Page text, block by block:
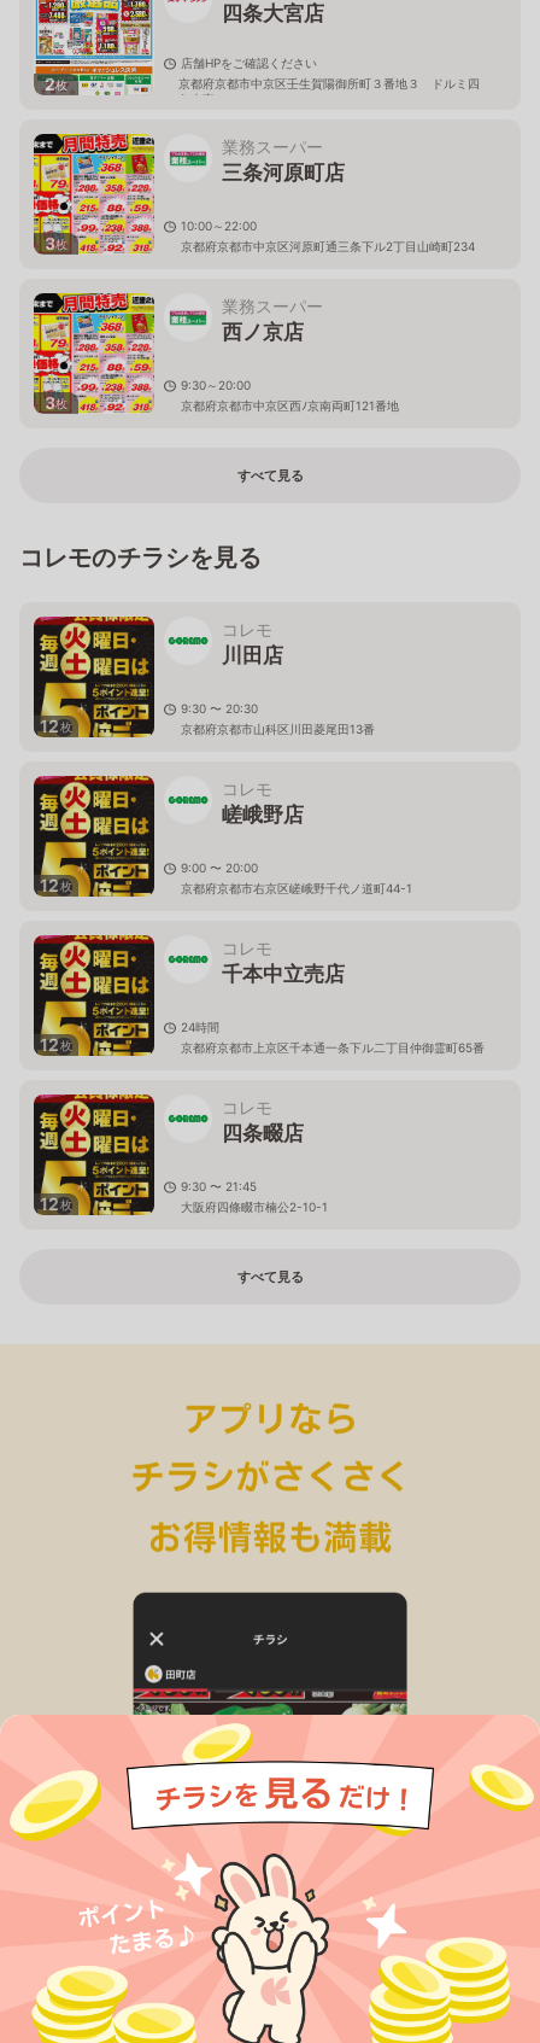
2枚
四条大宮店
店舗HPをご確認ください
京都府京都市中京区壬生賀陽御所町３番地３ ドルミ四
条大宮 １Ｆ
3枚
業務スーパー
三条河原町店
10:00～22:00
京都府京都市中京区河原町通三条下ル2丁目山崎町234
3枚
業務スーパー
西ノ京店
9:30～20:00
京都府京都市中京区西ﾉ京南両町121番地
すべて見る
コレモのチラシを見る
12枚
コレモ
川田店
9:30 〜 20:30
京都府京都市山科区川田菱尾田13番
12枚
コレモ
嵯峨野店
9:00 〜 20:00
京都府京都市右京区嵯峨野千代ノ道町44-1
12枚
コレモ
千本中立売店
24時間
京都府京都市上京区千本通一条下ル二丁目仲御霊町65番
12枚
コレモ
四条畷店
9:30 〜 21:45
大阪府四條畷市楠公2-10-1
すべて見る